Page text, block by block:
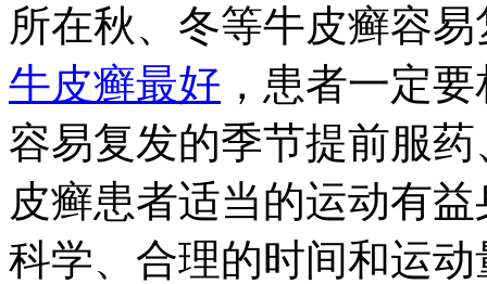
所在秋、冬等牛皮癣容
牛皮癣最好 ，患者一定
容易复发的季节提前服
皮癣患者适当的运动有
科学、合理的时间和运